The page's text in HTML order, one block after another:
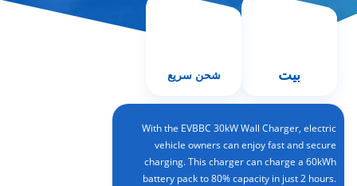
بيت شحن سريع
With the EVBBC 30kW Wall Charger, electric
vehicle owners can enjoy fast and secure
charging. This charger can charge a 60kWh
battery pack to 80% capacity in just 2 hours.